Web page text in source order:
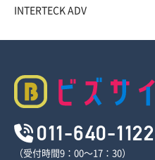
INTERTECK ADV
011-640-1122
（受付時間9：00～17：30）